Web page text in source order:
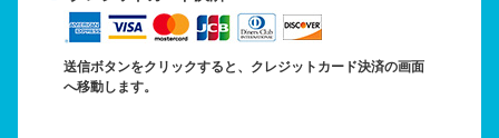
送信ボタンをクリックすると、クレジットカード決済の画面
へ移動します。